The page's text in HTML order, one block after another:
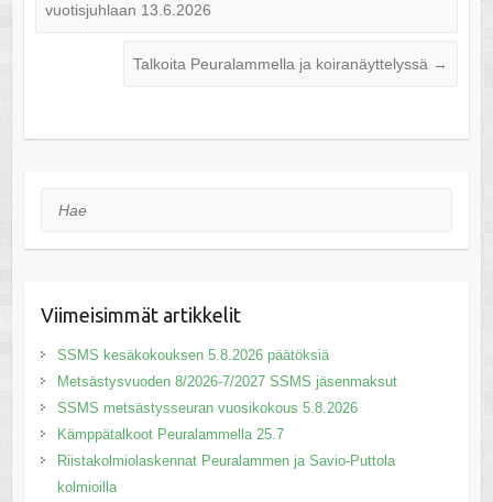
vuotisjuhlaan 13.6.2026
Talkoita Peuralammella ja koiranäyttelyssä →
Hae
Viimeisimmät artikkelit
SSMS kesäkokouksen 5.8.2026 päätöksiä
Metsästysvuoden 8/2026-7/2027 SSMS jäsenmaksut
SSMS metsästysseuran vuosikokous 5.8.2026
Kämppätalkoot Peuralammella 25.7
Riistakolmiolaskennat Peuralammen ja Savio-Puttola
kolmioilla